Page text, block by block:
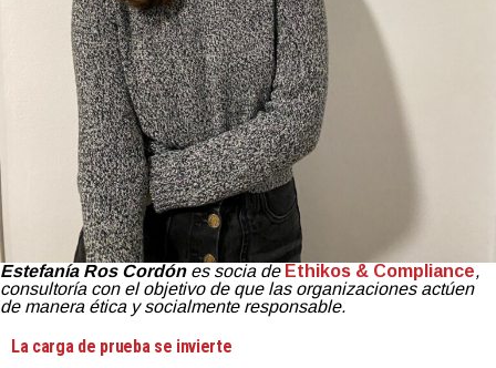
Estefanía Ros Cordónes socia de Ethikos & Compliance,
consultoría con el objetivo de que las organizaciones actúen
de manera ética y socialmente responsable.
La carga de prueba se invierte